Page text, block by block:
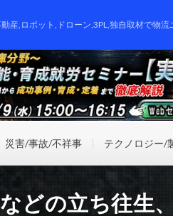
産,ロボット,ドローン,3PL,独自取材で物流
災害/事故/不祥事 テクノロジー/
どの立ち往生